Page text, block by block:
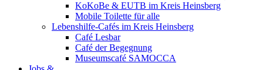
KoKoBe & EUTB im Kreis Heinsberg
Mobile Toilette für alle
Lebenshilfe-Cafés im Kreis Heinsberg
Café Lesbar
Café der Begegnung
Museumscafé SAMOCCA